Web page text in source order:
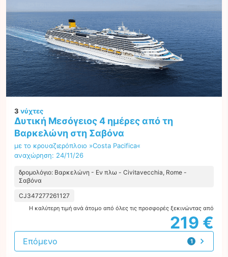
3 νύχτες
Δυτική Μεσόγειος 4 ημέρες από τη
Βαρκελώνη στη Σαβόνα
με το κρουαζιερόπλοιο »Costa Pacifica«
αναχώρηση: 24/11/26
δρομολόγιο: Βαρκελώνη - Εν πλω - Civitavecchia, Rome -
Σαβόνα
CJ347277261127
Η καλύτερη τιμή ανά άτομο από όλες τις προσφορές ξεκινώντας από
219 €
1
προσφορά
Επόμενο